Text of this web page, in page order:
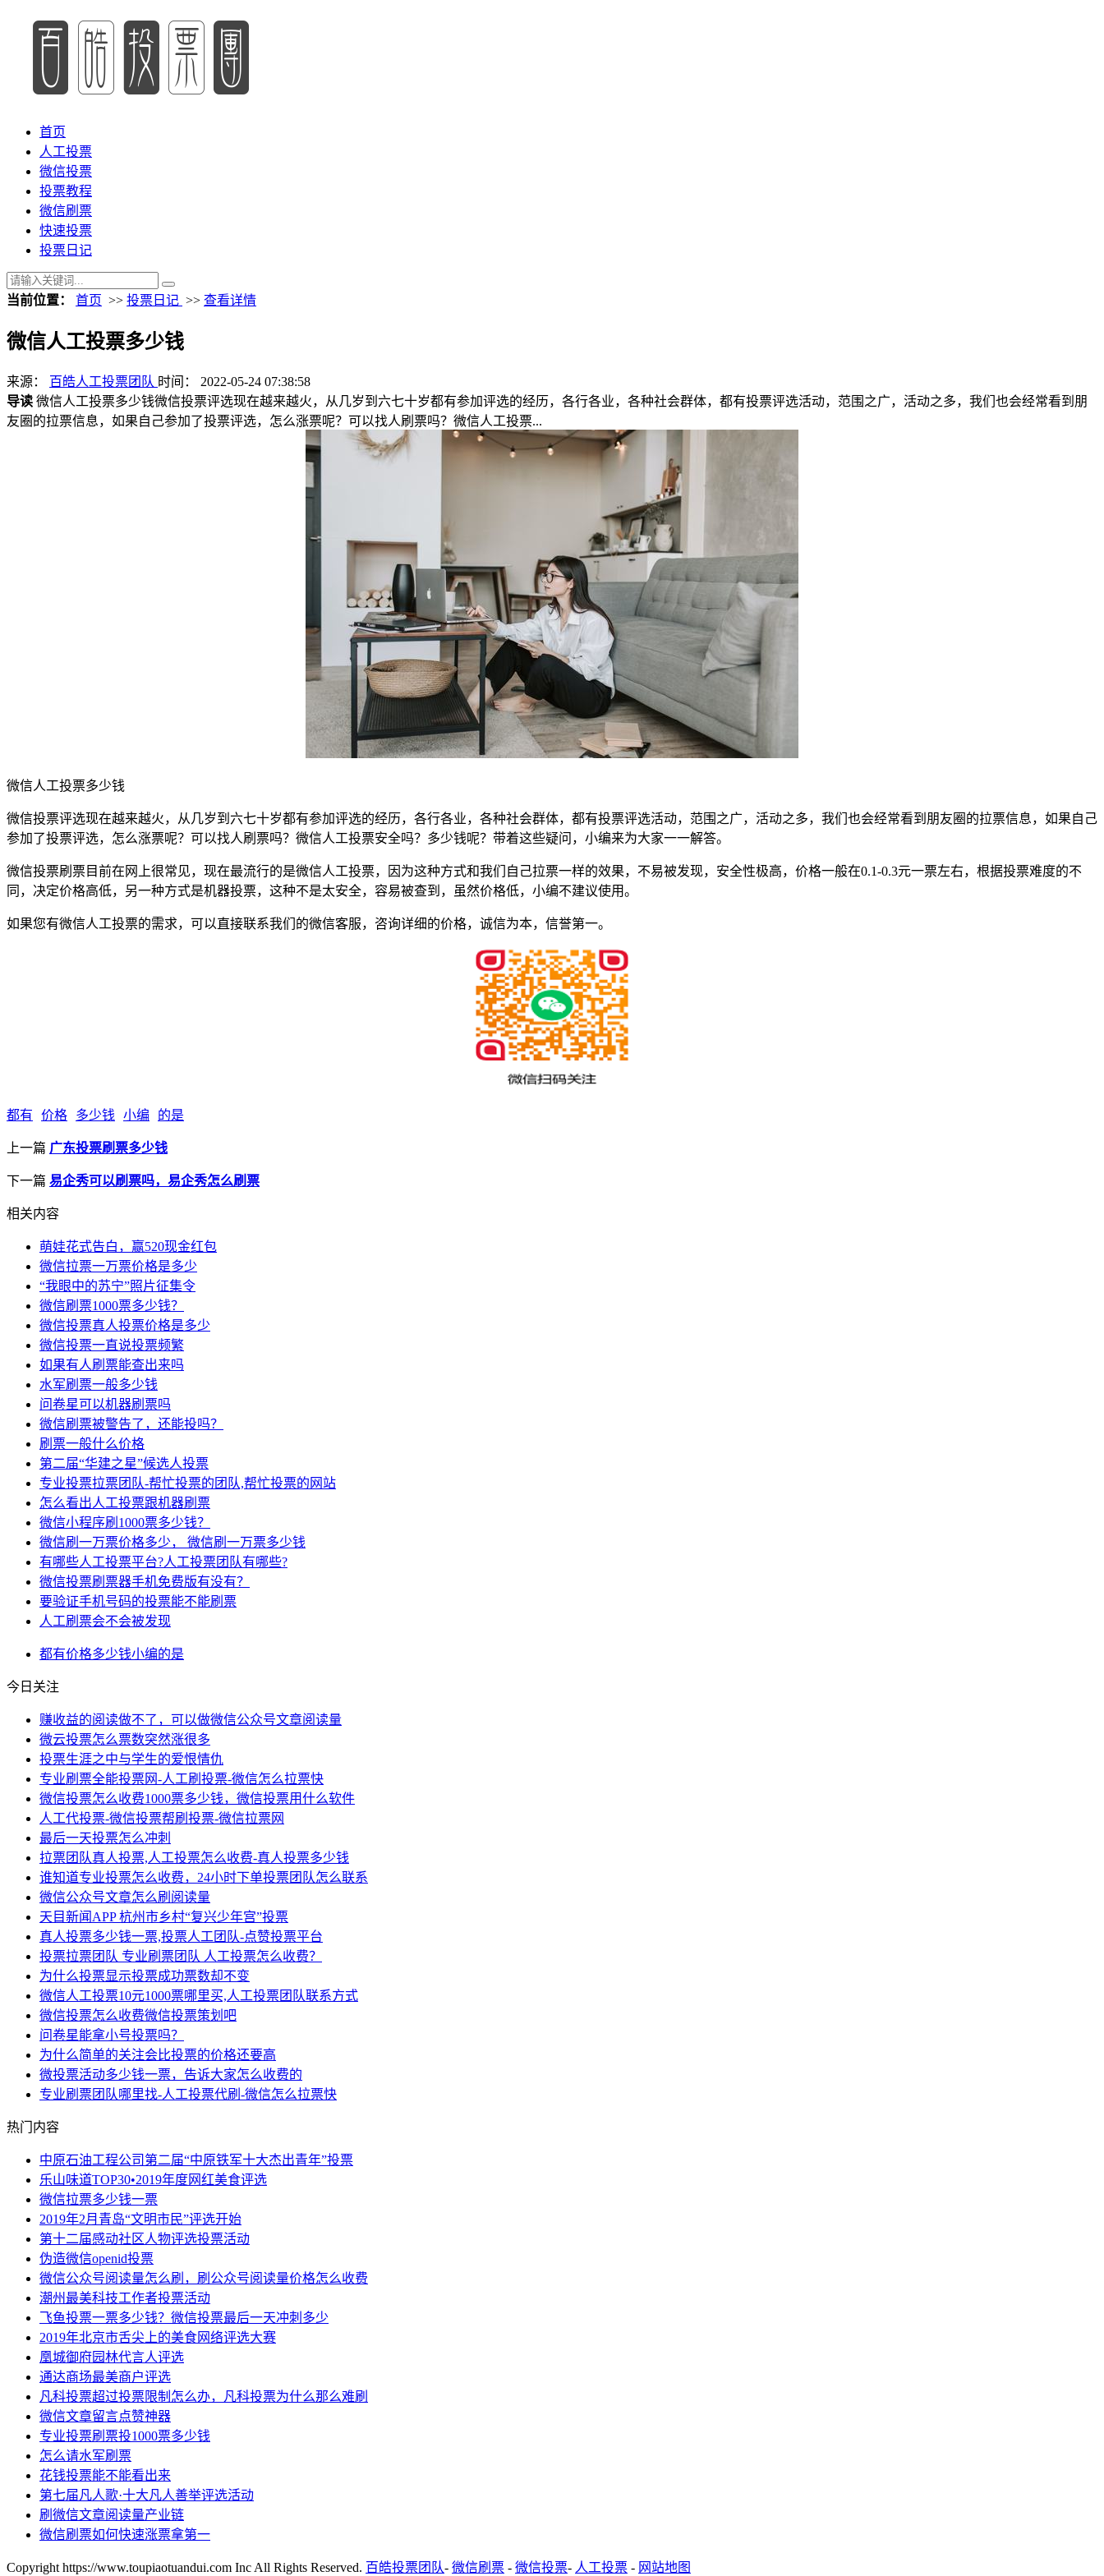
首页
人工投票
微信投票
投票教程
微信刷票
快速投票
投票日记
当前位置： 首页 >> 投票日记 >> 查看详情
微信人工投票多少钱
来源： 百皓人工投票团队 时间： 2022-05-24 07:38:58
导读 微信人工投票多少钱微信投票评选现在越来越火，从几岁到六七十岁都有参加评选的经历，各行各业，各种社会群体，都有投票评选活动，范围之广，活动之多，我们也会经常看到朋
友圈的拉票信息，如果自己参加了投票评选，怎么涨票呢？可以找人刷票吗？微信人工投票...
微信人工投票多少钱
微信投票评选现在越来越火，从几岁到六七十岁都有参加评选的经历，各行各业，各种社会群体，都有投票评选活动，范围之广，活动之多，我们也会经常看到朋友圈的拉票信息，如果自己
参加了投票评选，怎么涨票呢？可以找人刷票吗？微信人工投票安全吗？多少钱呢？带着这些疑问，小编来为大家一一解答。
微信投票刷票目前在网上很常见，现在最流行的是微信人工投票，因为这种方式和我们自己拉票一样的效果，不易被发现，安全性极高，价格一般在0.1-0.3元一票左右，根据投票难度的不
同，决定价格高低，另一种方式是机器投票，这种不是太安全，容易被查到，虽然价格低，小编不建议使用。
如果您有微信人工投票的需求，可以直接联系我们的微信客服，咨询详细的价格，诚信为本，信誉第一。
都有 价格 多少钱 小编 的是
上一篇 广东投票刷票多少钱
下一篇 易企秀可以刷票吗，易企秀怎么刷票
相关内容
萌娃花式告白，赢520现金红包
微信拉票一万票价格是多少
“我眼中的苏宁”照片征集令
微信刷票1000票多少钱？
微信投票真人投票价格是多少
微信投票一直说投票频繁
如果有人刷票能查出来吗
水军刷票一般多少钱
问卷星可以机器刷票吗
微信刷票被警告了，还能投吗？
刷票一般什么价格
第二届“华建之星”候选人投票
专业投票拉票团队-帮忙投票的团队,帮忙投票的网站
怎么看出人工投票跟机器刷票
微信小程序刷1000票多少钱？
微信刷一万票价格多少， 微信刷一万票多少钱
有哪些人工投票平台?人工投票团队有哪些?
微信投票刷票器手机免费版有没有？
要验证手机号码的投票能不能刷票
人工刷票会不会被发现
都有价格多少钱小编的是
今日关注
赚收益的阅读做不了，可以做微信公众号文章阅读量
微云投票怎么票数突然涨很多
投票生涯之中与学生的爱恨情仇
专业刷票全能投票网-人工刷投票-微信怎么拉票快
微信投票怎么收费1000票多少钱，微信投票用什么软件
人工代投票-微信投票帮刷投票-微信拉票网
最后一天投票怎么冲刺
拉票团队真人投票,人工投票怎么收费-真人投票多少钱
谁知道专业投票怎么收费，24小时下单投票团队怎么联系
微信公众号文章怎么刷阅读量
天目新闻APP 杭州市乡村“复兴少年宫”投票
真人投票多少钱一票,投票人工团队-点赞投票平台
投票拉票团队 专业刷票团队 人工投票怎么收费？
为什么投票显示投票成功票数却不变
微信人工投票10元1000票哪里买,人工投票团队联系方式
微信投票怎么收费微信投票策划吧
问卷星能拿小号投票吗？
为什么简单的关注会比投票的价格还要高
微投票活动多少钱一票，告诉大家怎么收费的
专业刷票团队哪里找-人工投票代刷-微信怎么拉票快
热门内容
中原石油工程公司第二届“中原铁军十大杰出青年”投票
乐山味道TOP30•2019年度网红美食评选
微信拉票多少钱一票
2019年2月青岛“文明市民”评选开始
第十二届感动社区人物评选投票活动
伪造微信openid投票
微信公众号阅读量怎么刷，刷公众号阅读量价格怎么收费
潮州最美科技工作者投票活动
飞鱼投票一票多少钱？微信投票最后一天冲刺多少
2019年北京市舌尖上的美食网络评选大赛
凰城御府园林代言人评选
通达商场最美商户评选
凡科投票超过投票限制怎么办，凡科投票为什么那么难刷
微信文章留言点赞神器
专业投票刷票投1000票多少钱
怎么请水军刷票
花钱投票能不能看出来
第七届凡人歌·十大凡人善举评选活动
刷微信文章阅读量产业链
微信刷票如何快速涨票拿第一
Copyright https://www.toupiaotuandui.com Inc All Rights Reserved. 百皓投票团队- 微信刷票 - 微信投票- 人工投票 - 网站地图